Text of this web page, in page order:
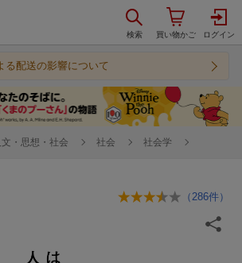
る配送の影響について
文・思想・社会 社会 社会学
（ 286件）